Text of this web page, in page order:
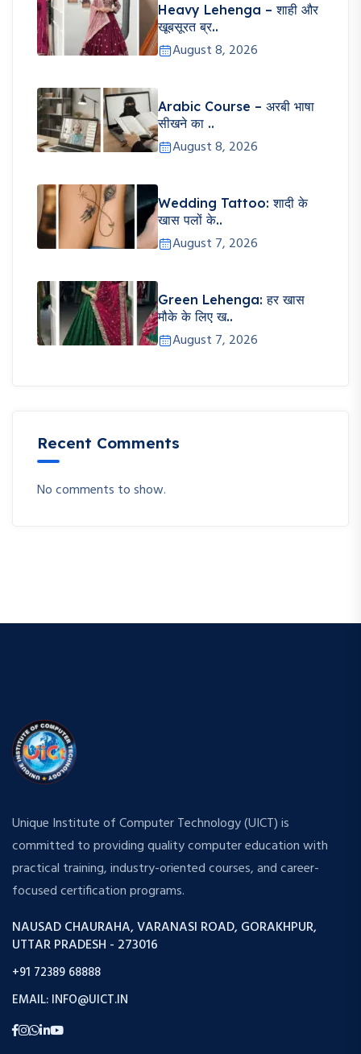
Heavy Lehenga – शाही और
खूबसूरत ब्र..
August 8, 2026
Arabic Course – अरबी भाषा
सीखने का ..
August 8, 2026
Wedding Tattoo: शादी के
खास पलों के..
August 7, 2026
Green Lehenga: हर खास
मौके के लिए ख..
August 7, 2026
Recent Comments
No comments to show.
Unique Institute of Computer Technology (UICT) is
committed to providing quality computer education with
practical training, industry-oriented courses, and career-
focused certification programs.
NAUSAD CHAURAHA, VARANASI ROAD, GORAKHPUR,
UTTAR PRADESH - 273016
+91 72389 68888
EMAIL: INFO@UICT.IN